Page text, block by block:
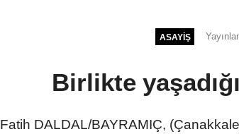
ASAYIŞ
Birlikte
Fatih DALDAL/BAYRAMIÇ,